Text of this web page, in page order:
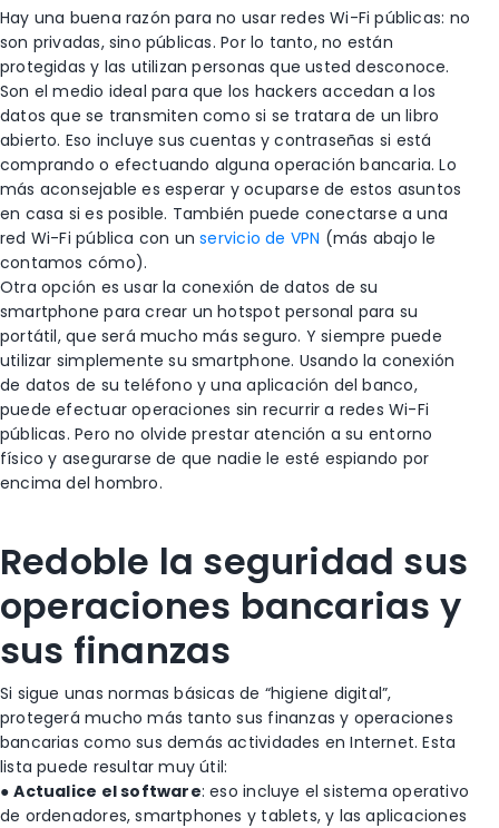
Hay una buena razón para no usar redes Wi-Fi públicas: no
son privadas, sino públicas. Por lo tanto, no están
protegidas y las utilizan personas que usted desconoce.
Son el medio ideal para que los hackers accedan a los
datos que se transmiten como si se tratara de un libro
abierto. Eso incluye sus cuentas y contraseñas si está
comprando o efectuando alguna operación bancaria. Lo
más aconsejable es esperar y ocuparse de estos asuntos
en casa si es posible. También puede conectarse a una
red Wi-Fi pública con unservicio de VPN (más abajo le
contamos cómo).
Otra opción es usar la conexión de datos de su
smartphone para crear un hotspot personal para su
portátil, que será mucho más seguro. Y siempre puede
utilizar simplemente su smartphone. Usando la conexión
de datos de su teléfono y una aplicación del banco,
puede efectuar operaciones sin recurrir a redes Wi-Fi
públicas. Pero no olvide prestar atención a su entorno
físico y asegurarse de que nadie le esté espiando por
encima del hombro.
Redoble la seguridad sus
operaciones bancarias y
sus finanzas
Si sigue unas normas básicas de “higiene digital”,
protegerá mucho más tanto sus finanzas y operaciones
bancarias como sus demás actividades en Internet. Esta
lista puede resultar muy útil:
●Actualice el software: eso incluye el sistema operativo
de ordenadores, smartphones y tablets, y las aplicaciones